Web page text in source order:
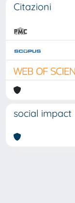
Citazioni
social impact